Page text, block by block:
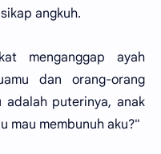
angkuh.
menganggap ayah
dan orang-orang
adalah puterinya, anak
mau membunuh aku?"